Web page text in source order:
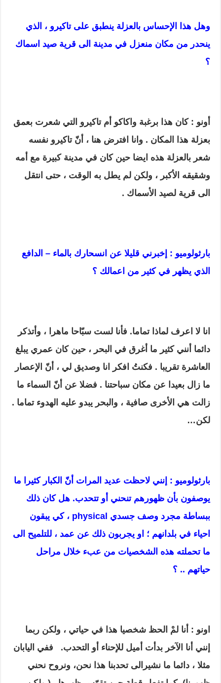
وهل هذا الإحساس بالعزلة ينطبق على تاكيرو ، الذي
ينحدر من مكان منعزل في مدينة الى قرية صيد اسماك
؟
أونو : كان هذا برغبة واكاكو أم تاكيرو التي شعرت بعمق
بعزلة هذا المكان . وانا افترض هنا ، أنّ تاكيرو نفسه
شعر بالعزلة هذه ايضا حين كان في مدينة كبيرة مع أمه
وشقيقه الأكبر ، ولكن لم يطل به الوقت ، حتى انتقل
الى قرية لصيد الأسماك .
بارثولوميو : إخبرني قليلا عن انسحارك بالماء – الدافع
الذي يظهر في كثير من اعمالك ؟
انا لا اعرف لماذا تماما. فأنا لست سبّاحا ماهرا ، وأتذكر
دائما أنني كثير ما أغرق في البحر ، حين كان عمري يبلغ
العاشرة تقريبا . فكنتُ افكر انا وصديق لي ، أنّ الإعصار
ما زال بعيدا عن مكان سباحتنا . فضلا عن أنّ السماء ما
زالت هي الأخرى صافية ، والبحر يبدو عليه الهدوء تماما .
لكن…
بارثولوميو : إنني لاحظت عديد المرات أنّ الكبار كثيرا ما
يوصفون بأن ظهورهم تنحني أو تتحدب. هل كان ذلك
ببساطة مجرد وصف جسدي physical ، كي يبقون
احياء في بلدانهم ؛ او يجربون ذلك عن عمد ، للتلميح الى
ما تحملته هذه الشخصيات من عبء خلال مراحل
حياتهم .. ؟
اونو : أنا لمْ الحظ شخصيا هذا في حياتي ، ولكن ربما
إنني أنا الآخر بدأت أميل للإحناء أو التحدب.
ففي اليابان
مثلا ، دائما ما نشيرالى تحدبنا هذا نحن، ونروح نحني